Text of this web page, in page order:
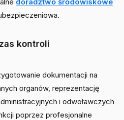
kontroli
dokumentacji na
organów, reprezentację
i odwoławczych
poprzez profesjonalne